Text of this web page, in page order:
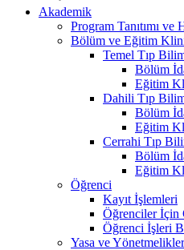
Akademik
Program Tanıtımı ve
Bölüm ve Eğitim
Temel Tıp
Bölüm
Eğitim
Dahili Tıp
Bölüm
Eğitim
Cerrahi Tıp
Bölüm
Eğitim
Öğrenci
Kayıt İşlemleri
Öğrenciler İçin
Öğrenci İşleri
Yasa ve Yönetmelikler